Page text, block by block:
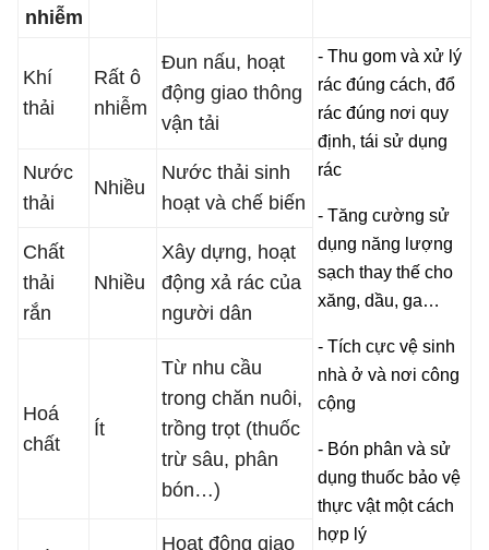
nhiễm
Khí
thải
Rất ô
nhiễm
Đun nấu, hoạt
động giao thông
vận tải
- Thu gom và xử lý
rác đúng cách, đổ
rác đúng nơi quy
định, tái sử dụng
rác
- Tăng cường sử
dụng năng lượng
sạch thay thế cho
xăng, dầu, ga…
- Tích cực vệ sinh
nhà ở và nơi công
cộng
- Bón phân và sử
dụng thuốc bảo vệ
thực vật một cách
hợp lý
Nước
thải
Nhiều
Nước thải sinh
hoạt và chế biến
Chất
thải
rắn
Nhiều
Xây dựng, hoạt
động xả rác của
người dân
Hoá
chất
Ít
Từ nhu cầu
trong chăn nuôi,
trồng trọt (thuốc
trừ sâu, phân
bón…)
Hoạt động giao